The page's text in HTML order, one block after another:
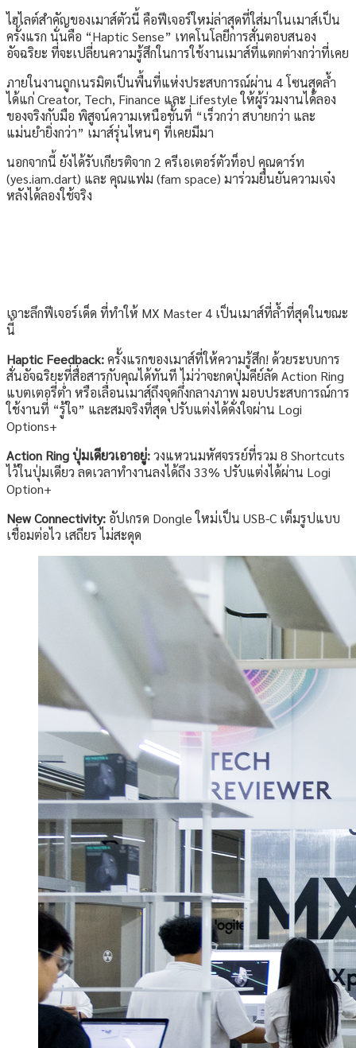
ไฮไลต์สำคัญของเมาส์ตัวนี้ คือฟีเจอร์ใหม่ล่าสุดที่ใส่มาในเมาส์เป็น
ครั้งแรก นั่นคือ “Haptic Sense” เทคโนโลยีการสั่นตอบสนอง
อัจฉริยะ ที่จะเปลี่ยนความรู้สึกในการใช้งานเมาส์ที่แตกต่างกว่าที่เคย
ภายในงานถูกเนรมิตเป็นพื้นที่แห่งประสบการณ์ผ่าน 4 โซนสุดล้ำ
ได้แก่ Creator, Tech, Finance และ Lifestyle ให้ผู้ร่วมงานได้ลอง
ของจริงกับมือ พิสูจน์ความเหนือชั้นที่ “เร็วกว่า สบายกว่า และ
แม่นยำยิ่งกว่า” เมาส์รุ่นไหนๆ ที่เคยมีมา
นอกจากนี้ ยังได้รับเกียรติจาก 2 ครีเอเตอร์ตัวท็อป คุณดาร์ท
(yes.iam.dart) และ คุณแฟม (fam space) มาร่วมยืนยันความเจ๋ง
หลังได้ลองใช้จริง
เจาะลึกฟีเจอร์เด็ด ที่ทำให้ MX Master 4 เป็นเมาส์ที่ล้ำที่สุดในขณะ
นี้
Haptic Feedback:ครั้งแรกของเมาส์ที่ให้ความรู้สึก! ด้วยระบบการ
สั่นอัจฉริยะที่สื่อสารกับคุณได้ทันที ไม่ว่าจะกดปุ่มคีย์ลัด Action Ring
แบตเตอรี่ต่ำ หรือเลื่อนเมาส์ถึงจุดกึ่งกลางภาพ มอบประสบการณ์การ
ใช้งานที่ “รู้ใจ” และสมจริงที่สุด ปรับแต่งได้ดั่งใจผ่าน Logi
Options+
Action Ring ปุ่มเดียวเอาอยู่:วงแหวนมหัศจรรย์ที่รวม 8 Shortcuts
ไว้ในปุ่มเดียว ลดเวลาทำงานลงได้ถึง 33% ปรับแต่งได้ผ่าน Logi
Option+
New Connectivity: อัปเกรด Dongle ใหม่เป็น USB-C เต็มรูปแบบ
เชื่อมต่อไว เสถียร ไม่สะดุด